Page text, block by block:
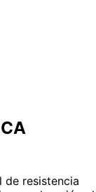
de resistencia